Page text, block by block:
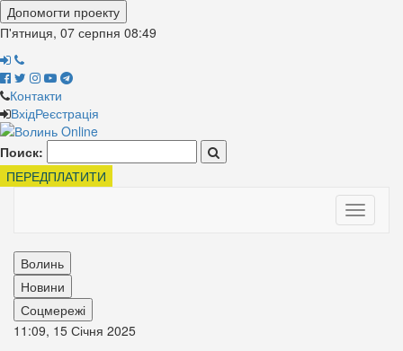
Допомогти проекту
П'ятниця, 07 серпня 08:49
Контакти
ВхідРеєстрація
Поиск:
ПЕРЕДПЛАТИТИ
Toggle
Волинь
Новини
Соцмережі
11:09, 15 Січня 2025